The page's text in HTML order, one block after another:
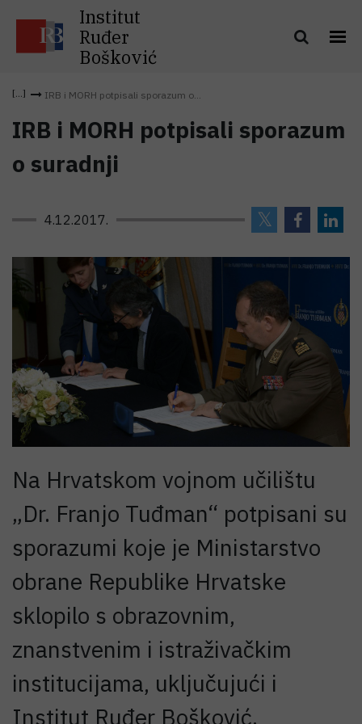
Institut
Ruđer
Bošković
IRB i MORH potpisali sporazum o...
IRB i MORH potpisali sporazum
o suradnji
4.12.2017.
Na Hrvatskom vojnom učilištu
„Dr. Franjo Tuđman“ potpisani su
sporazumi koje je Ministarstvo
obrane Republike Hrvatske
sklopilo s obrazovnim,
znanstvenim i istraživačkim
institucijama, uključujući i
Institut Ruđer Bošković.